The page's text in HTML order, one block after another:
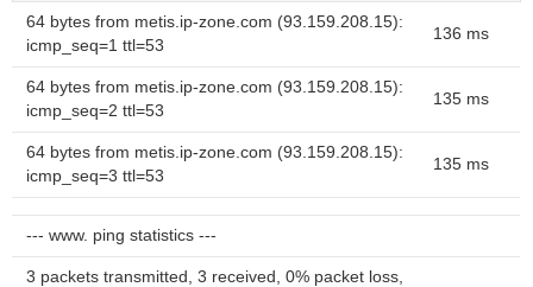
64 bytes from metis.ip-zone.com (93.159.208.15):
icmp_seq=1 ttl=53
136 ms
64 bytes from metis.ip-zone.com (93.159.208.15):
icmp_seq=2 ttl=53
135 ms
64 bytes from metis.ip-zone.com (93.159.208.15):
icmp_seq=3 ttl=53
135 ms
--- www. ping statistics ---
3 packets transmitted, 3 received, 0% packet loss,